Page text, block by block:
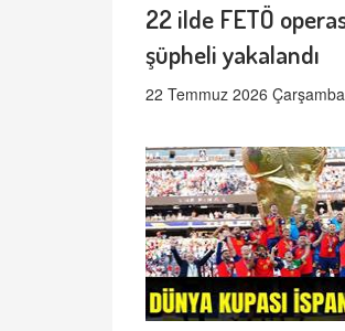
22 ilde FETÖ
şüpheli yakalandı
22 Temmuz 2026 Çarşamba